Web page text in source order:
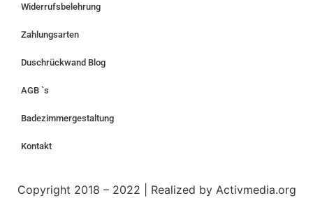
Widerrufsbelehrung
Zahlungsarten
Duschrückwand Blog
AGB `s
Badezimmergestaltung
Kontakt
Copyright 2018 – 2022 | Realized by Activmedia.org